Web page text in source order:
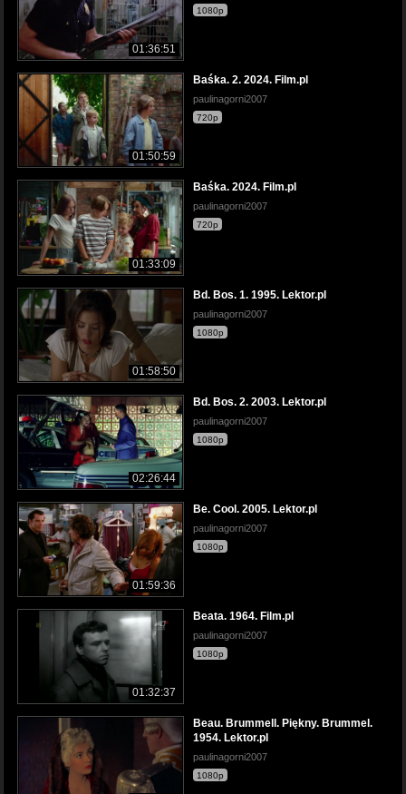
01:36:51
1080p
01:50:59
Baśka. 2. 2024. Film.pl
paulinagorni2007
720p
01:33:09
Baśka. 2024. Film.pl
paulinagorni2007
720p
01:58:50
Bd. Bos. 1. 1995. Lektor.pl
paulinagorni2007
1080p
02:26:44
Bd. Bos. 2. 2003. Lektor.pl
paulinagorni2007
1080p
01:59:36
Be. Cool. 2005. Lektor.pl
paulinagorni2007
1080p
01:32:37
Beata. 1964. Film.pl
paulinagorni2007
1080p
Beau. Brummell. Piękny. Brummel.
1954. Lektor.pl
paulinagorni2007
1080p